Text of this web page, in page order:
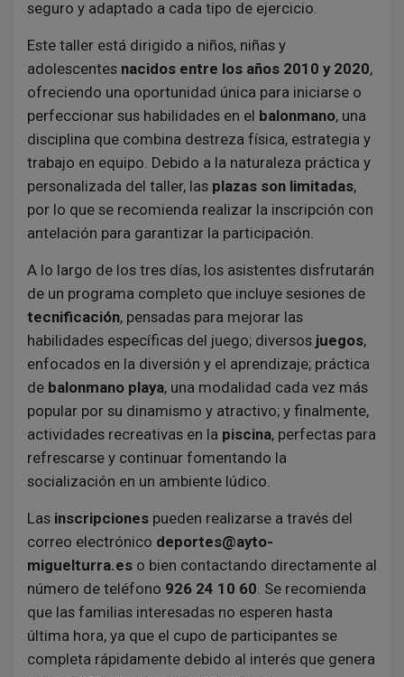
seguro y adaptado a cada tipo de ejercicio.
Este taller está dirigido a niños, niñas y
adolescentes nacidos entre los años 2010 y 2020,
ofreciendo una oportunidad única para iniciarse o
perfeccionar sus habilidades en el balonmano, una
disciplina que combina destreza física, estrategia y
trabajo en equipo. Debido a la naturaleza práctica y
personalizada del taller, las plazas son limitadas,
por lo que se recomienda realizar la inscripción con
antelación para garantizar la participación.
A lo largo de los tres días, los asistentes disfrutarán
de un programa completo que incluye sesiones de
tecnificación, pensadas para mejorar las
habilidades específicas del juego; diversos juegos,
enfocados en la diversión y el aprendizaje; práctica
de balonmano playa, una modalidad cada vez más
popular por su dinamismo y atractivo; y finalmente,
actividades recreativas en la piscina, perfectas para
refrescarse y continuar fomentando la
socialización en un ambiente lúdico.
Las inscripciones pueden realizarse a través del
correo electrónico deportes@ayto-
miguelturra.es o bien contactando directamente al
número de teléfono 926 24 10 60. Se recomienda
que las familias interesadas no esperen hasta
última hora, ya que el cupo de participantes se
completa rápidamente debido al interés que genera